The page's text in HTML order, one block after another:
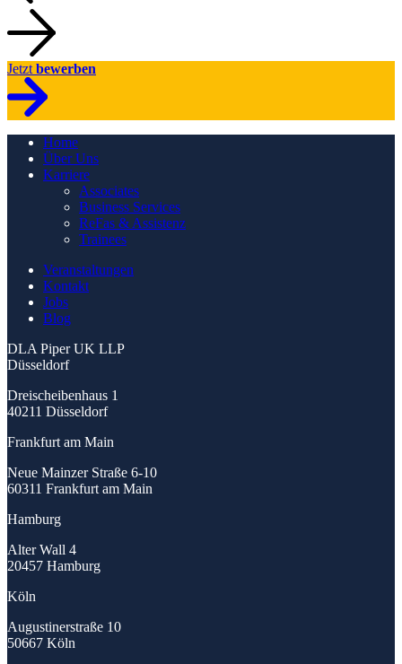
Jetzt bewerben
Home
Über Uns
Karriere
Associates
Business Services
ReFas & Assistenz
Trainees
Veranstaltungen
Kontakt
Jobs
Blog
DLA Piper UK LLP
Düsseldorf
Dreischeibenhaus 1
40211 Düsseldorf
Frankfurt am Main
Neue Mainzer Straße 6-10
60311 Frankfurt am Main
Hamburg
Alter Wall 4
20457 Hamburg
Köln
Augustinerstraße 10
50667 Köln